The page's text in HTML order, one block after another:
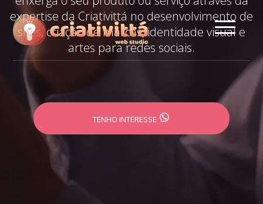
expertise da Criativittá no desenvolvimento de
sites, criação de marcas, identidade visual e
artes para redes sociais.
TENHO INTERESSE